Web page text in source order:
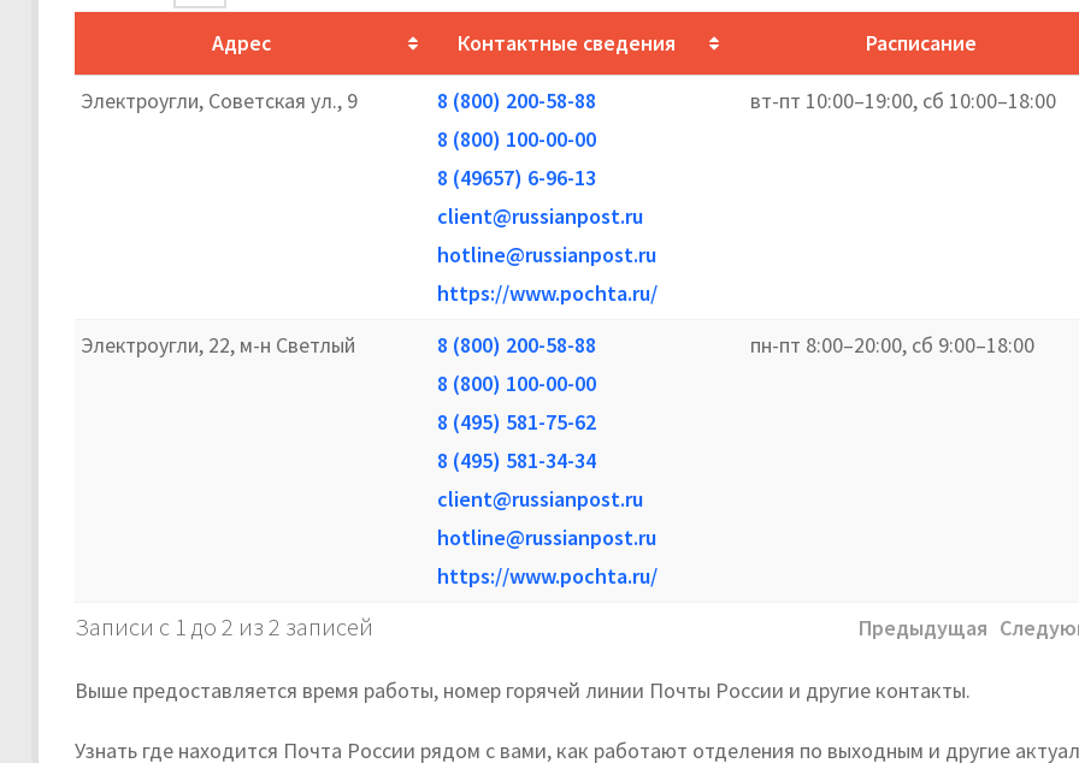
Адрес Контактные сведения Расписание
Электроугли, Советская ул., 9
8 (800) 200-58-88
8 (800) 100-00-00
8 (49657) 6-96-13
client@russianpost.ru
hotline@russianpost.ru
https://www.pochta.ru/
вт-пт 10:00–19:00, сб 10:00–18:00
Электроугли, 22, м-н Светлый
8 (800) 200-58-88
8 (800) 100-00-00
8 (495) 581-75-62
8 (495) 581-34-34
client@russianpost.ru
hotline@russianpost.ru
https://www.pochta.ru/
пн-пт 8:00–20:00, сб 9:00–18:00
Записи с 1 до 2 из 2 записей Предыдущая
Выше предоставляется время работы, номер горячей линии Почты России и другие контакты.
Узнать где находится Почта России рядом с вами, как работают отделения по выходным и другие